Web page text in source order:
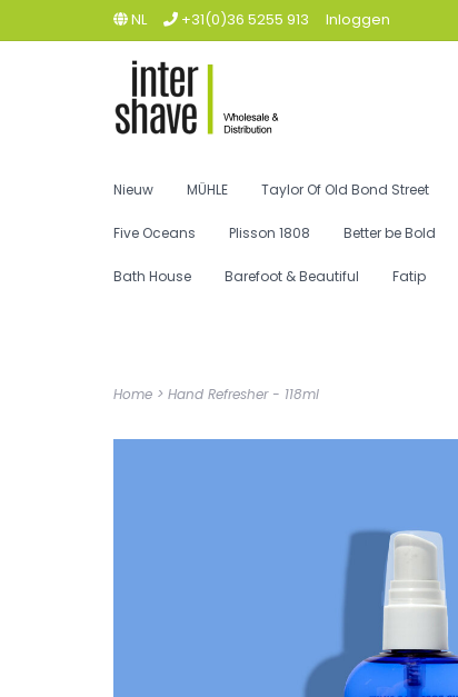
NL +31(0)36 5255 913 Inloggen
Nieuw MÜHLE Taylor Of Old Bond Street
Five Oceans Plisson 1808 Better be Bold
Bath House Barefoot & Beautiful Fatip
Home > Hand Refresher - 118ml